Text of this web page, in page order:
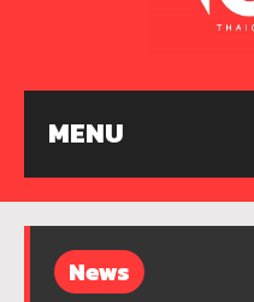
MENU
News